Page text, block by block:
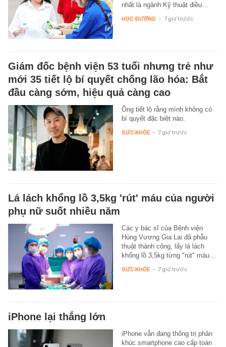
nhất là ngành Kỹ thuật điều…
HỌC ĐƯỜNG - 7 giờ trước
Giám đốc bệnh viện 53 tuổi nhưng trẻ như
mới 35 tiết lộ bí quyết chống lão hóa: Bắt
đầu càng sớm, hiệu quả càng cao
Ông tiết lộ rằng mình không có
bí quyết đặc biệt nào.
SỨC KHỎE - 7 giờ trước
Lá lách khổng lồ 3,5kg 'rút' máu của người
phụ nữ suốt nhiều năm
Các y bác sĩ của Bệnh viện
Hùng Vương Gia Lai đã phẫu
thuật thành công, lấy lá lách
khổng lồ 3,5kg từng "rút" máu…
SỨC KHỎE - 7 giờ trước
iPhone lại thắng lớn
iPhone vẫn đang thống trị phân
khúc smartphone cao cấp toàn